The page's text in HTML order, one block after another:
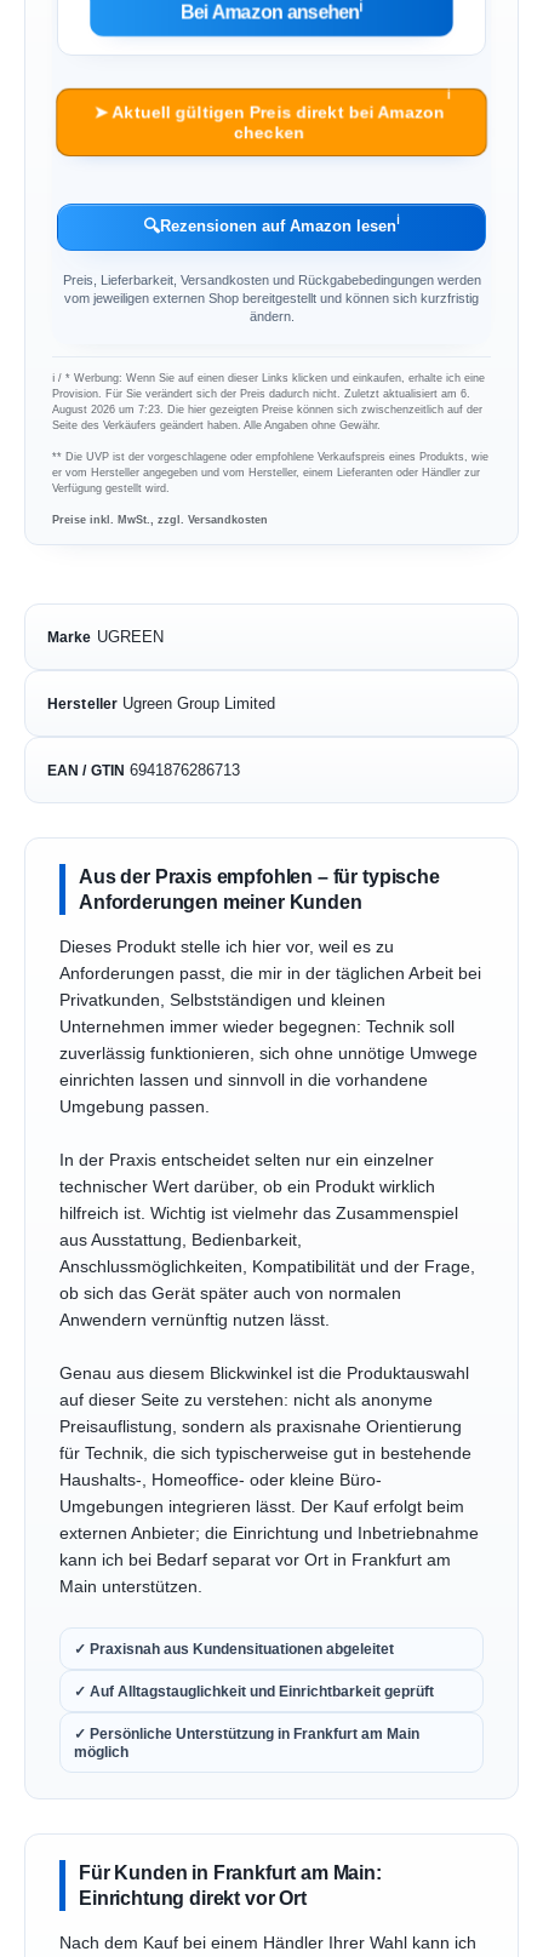
Bei Amazon ansehenℹ︎
➤ Aktuell gültigen Preis direkt bei Amazon
checken
ℹ︎
🔍Rezensionen auf Amazon lesenℹ︎
Preis, Lieferbarkeit, Versandkosten und Rückgabebedingungen werden
vom jeweiligen externen Shop bereitgestellt und können sich kurzfristig
ändern.
ℹ︎ / * Werbung: Wenn Sie auf einen dieser Links klicken und einkaufen, erhalte ich eine
Provision. Für Sie verändert sich der Preis dadurch nicht. Zuletzt aktualisiert am 6.
August 2026 um 7:23. Die hier gezeigten Preise können sich zwischenzeitlich auf der
Seite des Verkäufers geändert haben. Alle Angaben ohne Gewähr.
** Die UVP ist der vorgeschlagene oder empfohlene Verkaufspreis eines Produkts, wie
er vom Hersteller angegeben und vom Hersteller, einem Lieferanten oder Händler zur
Verfügung gestellt wird.
Preise inkl. MwSt., zzgl. Versandkosten
Marke UGREEN
Hersteller Ugreen Group Limited
EAN / GTIN 6941876286713
Aus der Praxis empfohlen – für typische
Anforderungen meiner Kunden
Dieses Produkt stelle ich hier vor, weil es zu
Anforderungen passt, die mir in der täglichen Arbeit bei
Privatkunden, Selbstständigen und kleinen
Unternehmen immer wieder begegnen: Technik soll
zuverlässig funktionieren, sich ohne unnötige Umwege
einrichten lassen und sinnvoll in die vorhandene
Umgebung passen.
In der Praxis entscheidet selten nur ein einzelner
technischer Wert darüber, ob ein Produkt wirklich
hilfreich ist. Wichtig ist vielmehr das Zusammenspiel
aus Ausstattung, Bedienbarkeit,
Anschlussmöglichkeiten, Kompatibilität und der Frage,
ob sich das Gerät später auch von normalen
Anwendern vernünftig nutzen lässt.
Genau aus diesem Blickwinkel ist die Produktauswahl
auf dieser Seite zu verstehen: nicht als anonyme
Preisauflistung, sondern als praxisnahe Orientierung
für Technik, die sich typischerweise gut in bestehende
Haushalts-, Homeoffice- oder kleine Büro-
Umgebungen integrieren lässt. Der Kauf erfolgt beim
externen Anbieter; die Einrichtung und Inbetriebnahme
kann ich bei Bedarf separat vor Ort in Frankfurt am
Main unterstützen.
✓ Praxisnah aus Kundensituationen abgeleitet
✓ Auf Alltagstauglichkeit und Einrichtbarkeit geprüft
✓ Persönliche Unterstützung in Frankfurt am Main
möglich
Für Kunden in Frankfurt am Main:
Einrichtung direkt vor Ort
Nach dem Kauf bei einem Händler Ihrer Wahl kann ich